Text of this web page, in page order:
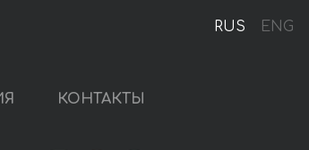
RUS ENG
КОНТАКТЫ